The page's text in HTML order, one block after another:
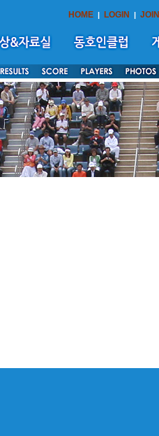
HOME | LOGIN | JOIN